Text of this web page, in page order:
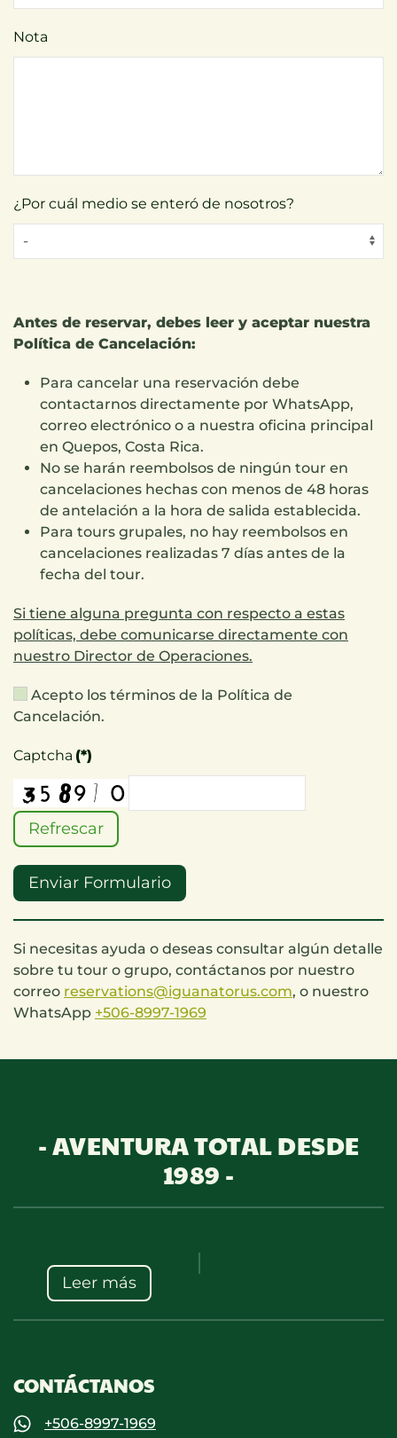
Nota
¿Por cuál medio se enteró de nosotros?
Antes de reservar, debes leer y aceptar nuestra
Política de Cancelación:
Para cancelar una reservación debe
contactarnos directamente por WhatsApp,
correo electrónico o a nuestra oficina principal
en Quepos, Costa Rica.
No se harán reembolsos de ningún tour en
cancelaciones hechas con menos de 48 horas
de antelación a la hora de salida establecida.
Para tours grupales, no hay reembolsos en
cancelaciones realizadas 7 días antes de la
fecha del tour.
Si tiene alguna pregunta con respecto a estas
políticas, debe comunicarse directamente con
nuestro Director de Operaciones.
Acepto los términos de la Política de
Cancelación.
Captcha (*)
Refrescar
Enviar Formulario
Si necesitas ayuda o deseas consultar algún detalle
sobre tu tour o grupo, contáctanos por nuestro
correo reservations@iguanatorus.com, o nuestro
WhatsApp +506-8997-1969
- AVENTURA TOTAL DESDE
1989 -
Leer más
CONTÁCTANOS
+506-8997-1969